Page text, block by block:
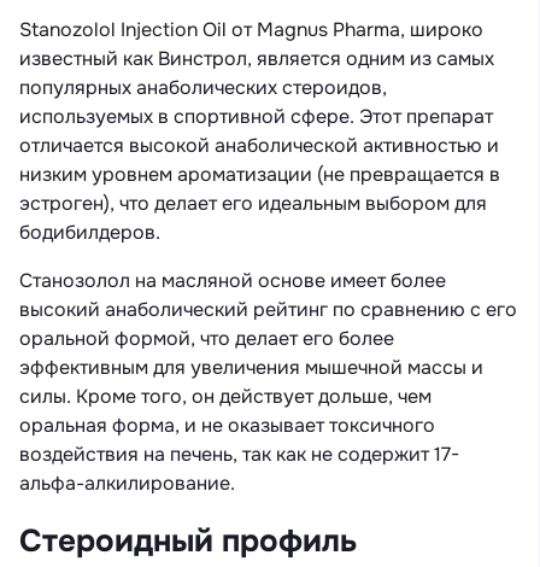
Stanozolol Injection Oil от Magnus Pharma, широко
известный как Винстрол, является одним из самых
популярных анаболических стероидов,
используемых в спортивной сфере. Этот препарат
отличается высокой анаболической активностью и
низким уровнем ароматизации (не превращается в
эстроген), что делает его идеальным выбором для
бодибилдеров.
Станозолол на масляной основе имеет более
высокий анаболический рейтинг по сравнению с его
оральной формой, что делает его более
эффективным для увеличения мышечной массы и
силы. Кроме того, он действует дольше, чем
оральная форма, и не оказывает токсичного
воздействия на печень, так как не содержит 17-
альфа-алкилирование.
Стероидный профиль